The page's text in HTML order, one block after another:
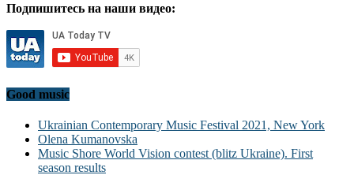
Подпишитесь на наши видео:
Good music
Ukrainian Contemporary Music Festival 2021, New York
Olena Kumanovska
Music Shore World Vision contest (blitz Ukraine). First
season results